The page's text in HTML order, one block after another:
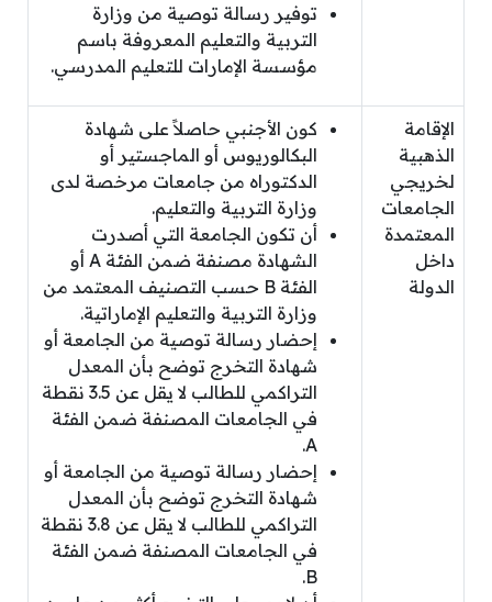
توفير رسالة توصية من وزارة
التربية والتعليم المعروفة باسم
مؤسسة الإمارات للتعليم المدرسي.
الإقامة
الذهبية
لخريجي
الجامعات
المعتمدة
داخل
الدولة
كون الأجنبي حاصلاً على شهادة
البكالوريوس أو الماجستير أو
الدكتوراه من جامعات مرخصة لدى
وزارة التربية والتعليم.
أن تكون الجامعة التي أصدرت
الشهادة مصنفة ضمن الفئة A أو
الفئة B حسب التصنيف المعتمد من
وزارة التربية والتعليم الإماراتية.
إحضار رسالة توصية من الجامعة أو
شهادة التخرج توضح بأن المعدل
التراكمي للطالب لا يقل عن 3.5 نقطة
في الجامعات المصنفة ضمن الفئة
A.
إحضار رسالة توصية من الجامعة أو
شهادة التخرج توضح بأن المعدل
التراكمي للطالب لا يقل عن 3.8 نقطة
في الجامعات المصنفة ضمن الفئة
B.